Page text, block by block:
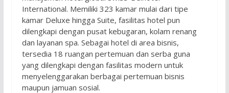
International. Memiliki 323 kamar mulai dari tipe
kamar Deluxe hingga Suite, fasilitas hotel pun
dilengkapi dengan pusat kebugaran, kolam renang
dan layanan spa. Sebagai hotel di area bisnis,
tersedia 18 ruangan pertemuan dan serba guna
yang dilengkapi dengan fasilitas modern untuk
menyelenggarakan berbagai pertemuan bisnis
maupun jamuan sosial.